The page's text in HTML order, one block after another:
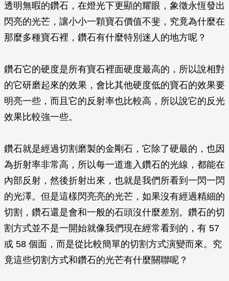
透明無暇的鑽石，在燈光下更顯的耀眼，象徵永恆發出
閃亮的光芒，讓小小一顆寶石價值不斐，究竟為什麼在
那麼多種寶石裡，鑽石有什麼特別迷人的地方呢？
鑽石它的硬度是所有寶石裡面硬度最高的，所以說相對
的它研磨起來的效果，會比其他硬度低的寶石的效果要
明亮一些，而且它的反射率也比較高，所以說它的反光
效果比較強一些。
鑽石就是經過切割磨製的金剛石，它除了硬最的，也因
為折射率非常高，所以每一道進入鑽石的光線，都能在
內部反射，然後折射出來，也就是我們所看到一閃一閃
的光澤。但是這樣閃亮亮的光芒，如果沒有經過精細的
切割，鑽石還是會和一般的石頭沒什麼差別。鑽石的切
割方式並不是一開始就像我們現在經常看到的，有 57
或 58 個面，而是從比較簡單的切割方式演變而來。究
竟這些切割方式和鑽石的光芒有什麼關聯呢？